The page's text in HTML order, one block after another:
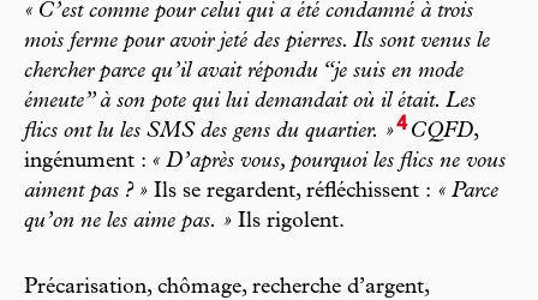
« C’est comme pour celui qui a été condamné à trois
mois ferme pour avoir jeté des pierres. Ils sont venus le
chercher parce qu’il avait répondu “je suis en mode
émeute” à son pote qui lui demandait où il était. Les
flics ont lu les SMS des gens du quartier. »4CQFD,
ingénument : « D’après vous, pourquoi les flics ne vous
aiment pas ? » Ils se regardent, réfléchissent : « Parce
qu’on ne les aime pas. » Ils rigolent.
Précarisation, chômage, recherche d’argent,